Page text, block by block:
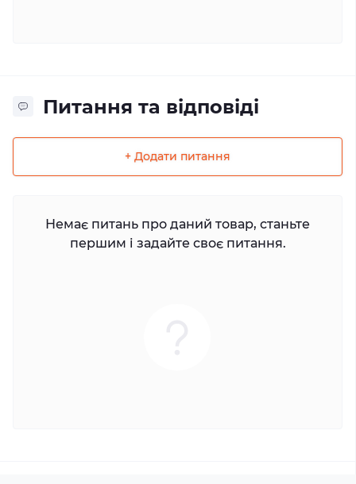
Питання та відповіді
+ Додати питання
Немає питань про даний товар, станьте
першим і задайте своє питання.